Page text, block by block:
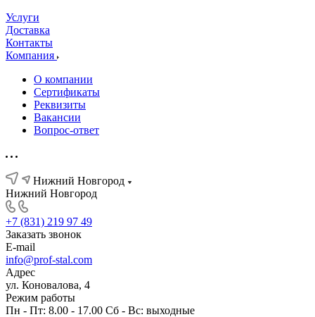
Услуги
Доставка
Контакты
Компания
О компании
Сертификаты
Реквизиты
Вакансии
Вопрос-ответ
Нижний Новгород
Нижний Новгород
+7 (831) 219 97 49
Заказать звонок
E-mail
info@prof-stal.com
Адрес
ул. Коновалова, 4
Режим работы
Пн - Пт: 8.00 - 17.00 Сб - Вс: выходные